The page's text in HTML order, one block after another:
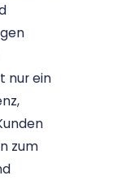
nur ein
zum